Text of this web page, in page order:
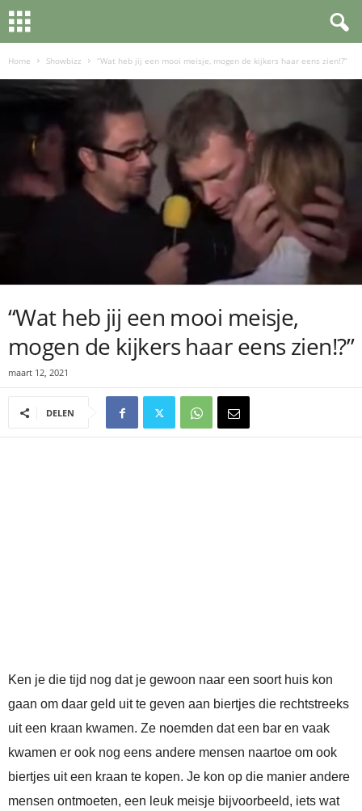
Home Showbizz “Wat heb jij een mooi meisje, mogen de kijkers haar eens zien!?”
“Wat heb jij een mooi meisje,
mogen de kijkers haar eens zien!?”
maart 12, 2021
DELEN
Ken je die tijd nog dat je gewoon naar een soort huis kon
gaan om daar geld uit te geven aan biertjes die rechtstreeks
uit een kraan kwamen. Ze noemden dat een bar en vaak
kwamen er ook nog eens andere mensen naartoe om ook
biertjes uit een kraan te kopen. Je kon op die manier andere
mensen ontmoeten, een leuk meisje bijvoorbeeld, iets wat